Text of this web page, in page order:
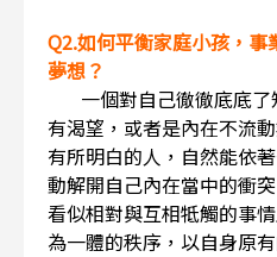
Q2.如何平衡家庭小孩，
夢想？
一個對自己徹徹底底了
有渴望，或者是內在不流
有所明白的人，自然能依
動解開自己內在當中的衝
看似相對與互相牴觸的事
為一體的秩序，以自身原